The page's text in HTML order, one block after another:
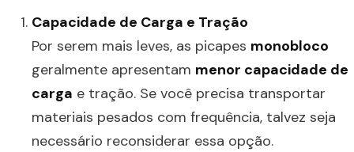
Capacidade de Carga e Tração
Por serem mais leves, as picapes monobloco
geralmente apresentam menor capacidade de
carga e tração. Se você precisa transportar
materiais pesados com frequência, talvez seja
necessário reconsiderar essa opção.